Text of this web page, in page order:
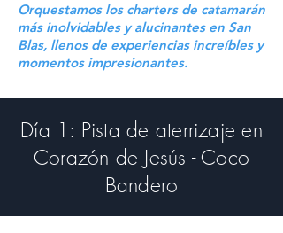
Orquestamos los charters de catamarán
más inolvidables y alucinantes en San
Blas, llenos de experiencias increíbles y
momentos impresionantes.
Día 1: Pista de aterrizaje en
Corazón de Jesús - Coco
Bandero